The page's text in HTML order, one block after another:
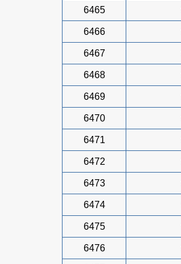
6465
6466
6467
6468
6469
6470
6471
6472
6473
6474
6475
6476